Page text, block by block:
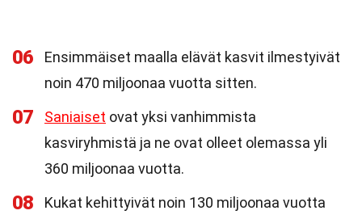
06
Ensimmäiset maalla elävät kasvit ilmestyivät
noin 470 miljoonaa vuotta sitten.
07 Saniaiset ovat yksi vanhimmista
kasviryhmistä ja ne ovat olleet olemassa yli
360 miljoonaa vuotta.
08
Kukat kehittyivät noin 130 miljoonaa vuotta